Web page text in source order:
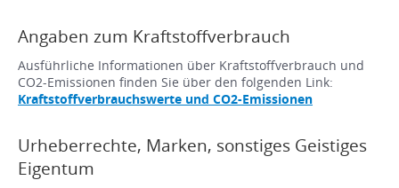
Angaben zum Kraftstoffverbrauch
Ausführliche Informationen über Kraftstoffverbrauch und
CO2-Emissionen finden Sie über den folgenden Link:
Kraftstoffverbrauchswerte und CO2-Emissionen
Urheberrechte, Marken, sonstiges Geistiges
Eigentum